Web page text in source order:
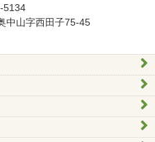
5134
中山字西田子75-45